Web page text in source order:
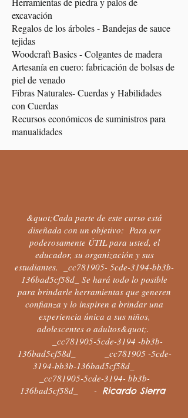
excavación
Regalos de los árboles - Bandejas de sauce
tejidas
Woodcraft Basics - Colgantes de madera
Artesanía en cuero: fabricación de bolsas de
piel de venado
Fibras Naturales- Cuerdas y Habilidades
con Cuerdas
Recursos económicos de suministros para
manualidades
&quot;Cada parte de este curso está
diseñada con un objetivo: Para ser
poderosamente ÚTIL para usted, el
educador, su organización y sus
estudiantes. _cc781905- 5cde-3194-bb3b-
136bad5cf58d_ Se hará todo lo posible
para brindarle herramientas que generen
confianza y lo inspiren a brindar una
experiencia única a sus niños,
adolescentes o adultos&quot;.
_cc781905-5cde-3194 -bb3b-
136bad5cf58d_ _cc781905 -5cde-
3194-bb3b-136bad5cf58d_
_cc781905-5cde-3194- bb3b-
136bad5cf58d_ - Ricardo Sierra